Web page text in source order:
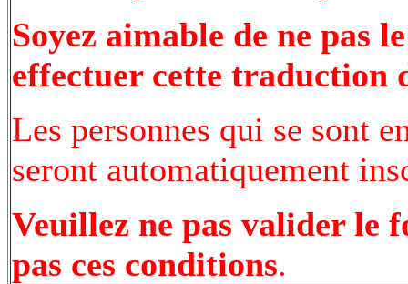
Soyez aimable de ne pas
effectuer cette traduction
Les personnes qui se sont
seront automatiquement
Veuillez ne pas valider le
pas ces conditions.